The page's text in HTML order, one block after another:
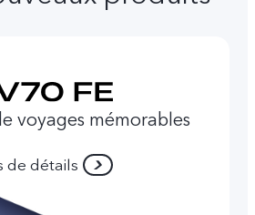
voyages mémorables
de détails